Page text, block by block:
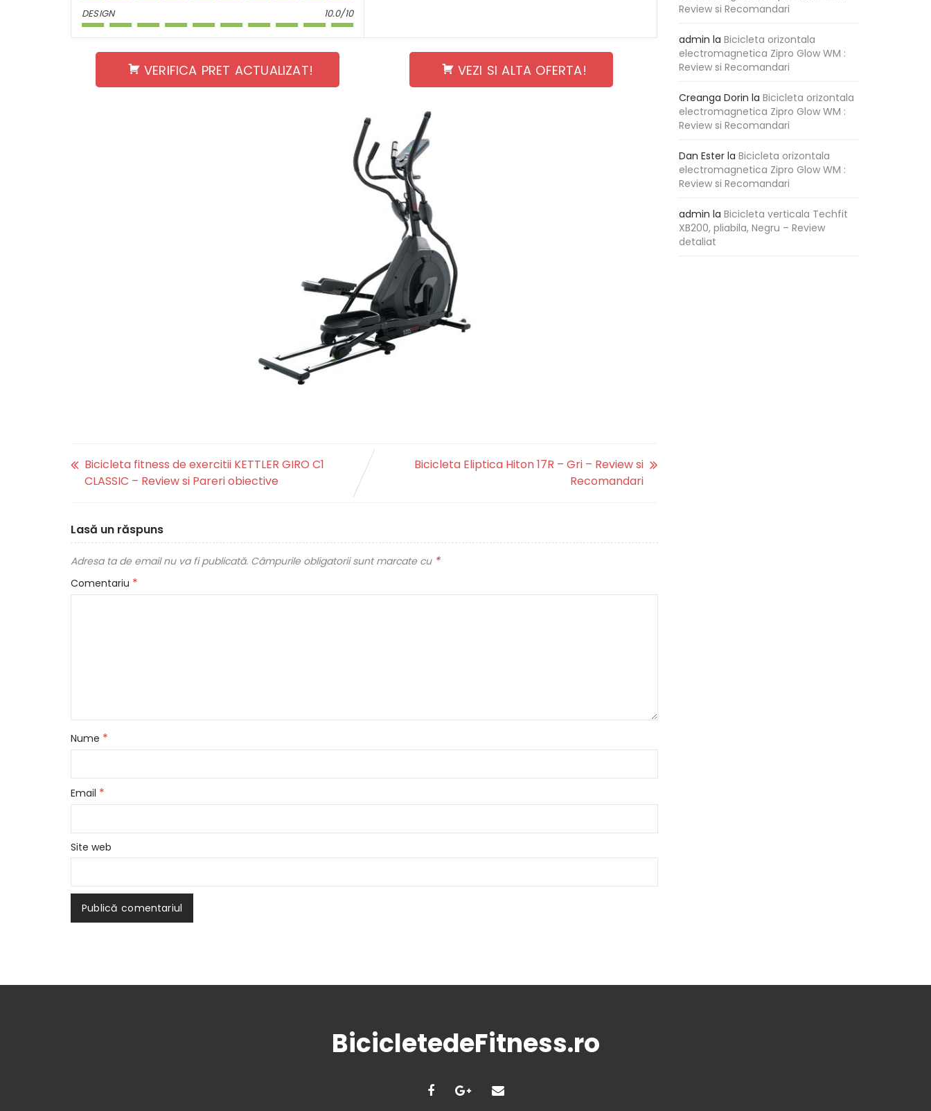
DESIGN 10.0/10
VERIFICA PRET ACTUALIZAT! VEZI SI ALTA OFERTA!
Bicicleta fitness de exercitii KETTLER GIRO C1
CLASSIC – Review si Pareri obiective
Bicicleta Eliptica Hiton 17R – Gri – Review si
Recomandari
Lasă un răspuns
Adresa ta de email nu va fi publicată. Câmpurile obligatorii sunt marcate cu *
Comentariu *
Nume *
Email *
Site web
Review si Recomandari
admin la Bicicleta orizontala
electromagnetica Zipro Glow WM :
Review si Recomandari
Creanga Dorin la Bicicleta orizontala
electromagnetica Zipro Glow WM :
Review si Recomandari
Dan Esterla Bicicleta orizontala
electromagnetica Zipro Glow WM :
Review si Recomandari
admin la Bicicleta verticala Techfit
XB200, pliabila, Negru – Review
detaliat
BicicletedeFitness.ro